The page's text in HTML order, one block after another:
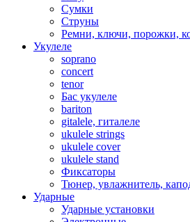
Сумки
Струны
Ремни, ключи, порожки,
Укулеле
soprano
concert
tenor
Бас укулеле
bariton
gitalele, гиталеле
ukulele strings
ukulele cover
ukulele stand
Фиксаторы
Тюнер, увлажнитель,
Ударные
Ударные установки